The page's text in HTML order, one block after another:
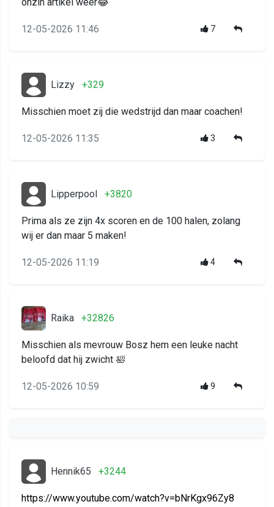
12-05-2026 11:46 7
Lizzy +329
Misschien moet zij die wedstrijd dan maar coachen!
12-05-2026 11:35 3
Lipperpool +3820
Prima als ze zijn 4x scoren en de 100 halen, zolang
wij er dan maar 5 maken!
12-05-2026 11:19 4
Raika +32826
Misschien als mevrouw Bosz hem een leuke nacht
beloofd dat hij zwicht 🛀
12-05-2026 10:59 9
Hennik65 +3244
https://www.youtube.com/watch?v=bNrKgx96Zy8